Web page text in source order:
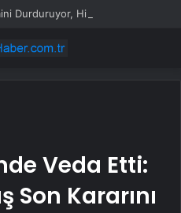
Veda Etti:
Son Kararını